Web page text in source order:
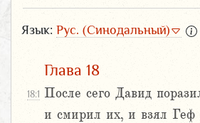
Язык: Рус. (Синодальный)
Глава 18
18:1 После сего Давид
и смирил их, и взял Геф